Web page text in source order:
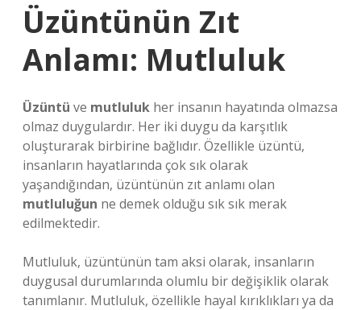
Üzüntünün Zıt
Anlamı: Mutluluk
Üzüntü ve mutluluk her insanın hayatında olmazsa
olmaz duygulardır. Her iki duygu da karşıtlık
oluşturarak birbirine bağlıdır. Özellikle üzüntü,
insanların hayatlarında çok sık olarak
yaşandığından, üzüntünün zıt anlamı olan
mutluluğun ne demek olduğu sık sık merak
edilmektedir.
Mutluluk, üzüntünün tam aksi olarak, insanların
duygusal durumlarında olumlu bir değişiklik olarak
tanımlanır. Mutluluk, özellikle hayal kırıklıkları ya da